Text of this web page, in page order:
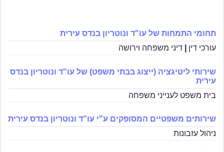
תחומי התמחות של עו"ד ונוטריון בנדס עירית
עורכי דין
דיני משפחה וירושה
שירותי ליטיגציה (ייצוג בבתי משפט) של עו"ד ונוטריון בנדס
עירית
בית משפט לענייני משפחה
שירותים משפטיים המסופקים ע"י עו"ד ונוטריון בנדס עירית
ניהול עזבונות